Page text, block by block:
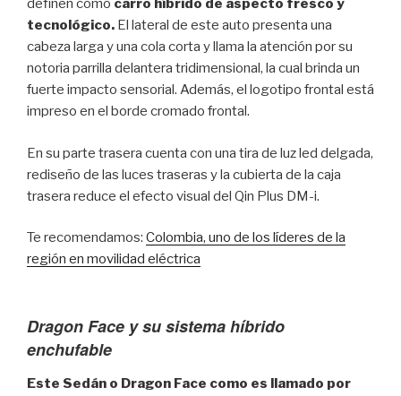
definen como carro híbrido de aspecto fresco y
tecnológico. El lateral de este auto presenta una
cabeza larga y una cola corta y llama la atención por su
notoria parrilla delantera tridimensional, la cual brinda un
fuerte impacto sensorial. Además, el logotipo frontal está
impreso en el borde cromado frontal.
En su parte trasera cuenta con una tira de luz led delgada,
rediseño de las luces traseras y la cubierta de la caja
trasera reduce el efecto visual del Qin Plus DM-i.
Te recomendamos: Colombia, uno de los líderes de la
región en movilidad eléctrica
Dragon Face y su sistema híbrido
enchufable
Este Sedán o Dragon Face como es llamado por